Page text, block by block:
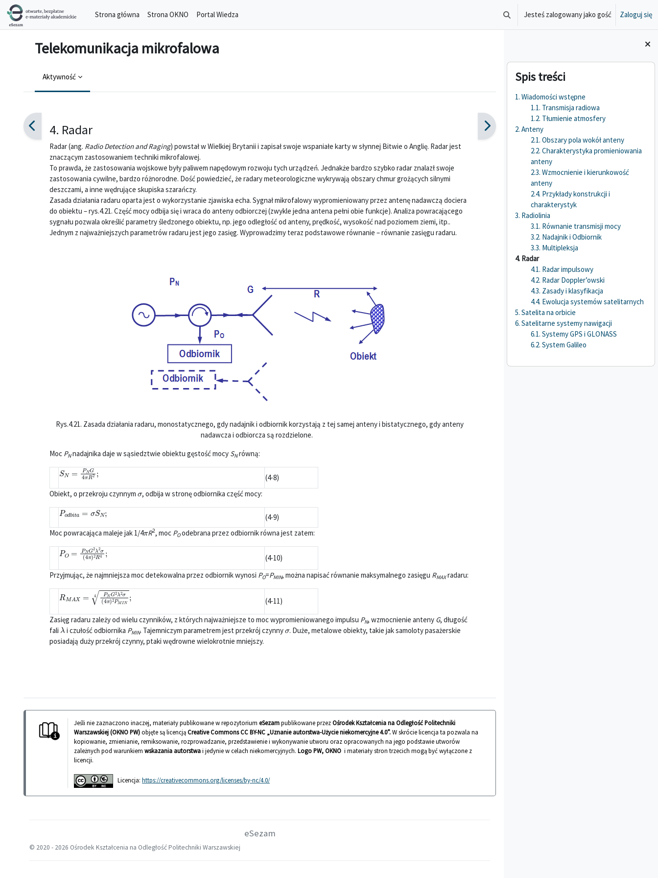
Przejdź do głównej zawartości
Strona główna
Strona OKNO Portal Wiedza Przełącznik wyszukiwarki
Jesteś zalogowany jako gość Zaloguj się
Bloki
Pomiń Spis treści
Spis treści
1. Wiadomości wstępne
1.1. Transmisja radiowa
1.2. Tłumienie atmosfery
2. Anteny
2.1. Obszary pola wokół anteny
2.2. Charakterystyka promieniowania
anteny
2.3. Wzmocnienie i kierunkowość
anteny
2.4. Przykłady konstrukcji i
charakterystyk
3. Radiolinia
3.1. Równanie transmisji mocy
3.2. Nadajnik i Odbiornik
3.3. Multipleksja
4. Radar
4.1. Radar impulsowy
4.2. Radar Doppler’owski
4.3. Zasady i klasyfikacja
4.4. Ewolucja systemów satelitarnych
5. Satelita na orbicie
6. Satelitarne systemy nawigacji
6.1. Systemy GPS i GLONASS
6.2. System Galileo
Telekomunikacja mikrofalowa
Aktywność
4. Radar
Radar (ang. Radio Detection and Raging) powstał w Wielkiej Brytanii i zapisał swoje wspaniałe karty w słynnej Bitwie o Anglię. Radar jest
znaczącym zastosowaniem techniki mikrofalowej.
To prawda, że zastosowania wojskowe były paliwem napędowym rozwoju tych urządzeń. Jednakże bardzo szybko radar znalazł swoje
zastosowania cywilne, bardzo różnorodne. Dość powiedzieć, że radary meteorologiczne wykrywają obszary chmur grożących silnymi
deszczami, a inne wędrujące skupiska szarańczy.
Zasada działania radaru oparta jest o wykorzystanie zjawiska echa. Sygnał mikrofalowy wypromieniowany przez antenę nadawczą dociera
do obiektu – rys.4.21. Część mocy odbija się i wraca do anteny odbiorczej (zwykle jedna antena pełni obie funkcje). Analiza powracającego
sygnału pozwala określić parametry śledzonego obiektu, np. jego odległość od anteny, prędkość, wysokość nad poziomem ziemi, itp..
Jednym z najważniejszych parametrów radaru jest jego zasięg. Wyprowadzimy teraz podstawowe równanie – równanie zasięgu radaru.
Rys.4.21. Zasada działania radaru, monostatycznego, gdy nadajnik i odbiornik korzystają z tej samej anteny i bistatycznego, gdy anteny
nadawcza i odbiorcza są rozdzielone.
Moc PNnadajnika daje w sąsiedztwie obiektu gęstość mocy SNrówną:
SN=PNG4πR2;
(4-8)
Obiekt, o przekroju czynnym σ, odbija w stronę odbiornika część mocy:
Podbita=σSN;
(4-9)
Moc powracająca maleje jak 1/4πR2, moc POodebrana przez odbiornik równa jest zatem:
PO=PNG2λ2σ(4π)2R4;
(4-10)
Przyjmując, że najmniejsza moc detekowalna przez odbiornik wynosi PO=PMIN, można napisać równanie maksymalnego zasięgu RMAXradaru:
RM G2λ2σ(4π)
(4-11)
Zasięg radaru zależy od wielu czynników, z których najważniejsze to moc wypromieniowanego impulsu PN, wzmocnienie anteny G, długość
fali λ i czułość odbiornika PMIN. Tajemniczym parametrem jest przekrój czynny
. Duże, metalowe obiekty, takie jak samoloty pasażerskie
posiadają duży przekrój czynny, ptaki wędrowne wielokrotnie mniejszy.
Jeśli nie zaznaczono inaczej, materiały publikowane w repozytorium eSezampublikowane przezOśrodek Kształcenia na Odległość Politechniki
Warszawskiej (OKNO PW)objęte są licencjąCreative Commons CC BY-NC „Uznanie autorstwa-Użycie niekomercyjne 4.0”.W skrócie licencja ta pozwala na
kopiowanie, zmienianie, remiksowanie, rozprowadzanie, przedstawienie i wykonywanie utworu oraz opracowanych na jego podstawie utworów
zależnych pod warunkiem wskazania autorstwai jedynie w celach niekomercyjnych. Logo PW, OKNO i materiały stron trzecich mogą być wyłączone z
licencji.
Licencja: https://creativecommons.org/licenses/by-nc/4.0/
eSezam
© 2020 - 2026 Ośrodek Kształcenia na Odległość Politechniki Warszawskiej